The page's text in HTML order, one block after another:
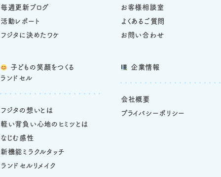
子どもの笑顔をつくる
ランドセル
フジタの想いとは
軽い背負い心地のヒミツとは
なじむ感性
新機能ミラクルタッチ
ランドセルリメイク
毎週更新ブログ
活動レポート
フジタに決めたワケ
お客様相談室
よくあるご質問
お問い合わせ
企業情報
会社概要
プライバシーポリシー